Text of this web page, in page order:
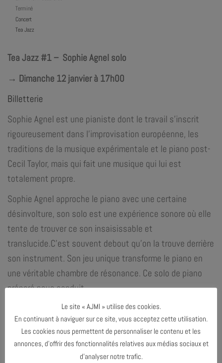
Terminé
Concert
Tea Jazz
Tea Jazz #1 – Sophie Agnel solo
→ Dimanche 12 janvier à 17h00
Billetterie
Sophie Agnel est une pianiste dont le travail s’inscrit
rigoureusement dans l’improvisation européenne, les
traditions de la musique expérimentale et le piano post-
Cecil Taylor, mais qui fait une musique qui lui est
totalement propre.
Sophie Agnel approche le piano avec une certaine
désinvolture, son solo est une expérience sonore où elle
tente de trouver ce son insaisissable et
translucide.C’est souvent debout qu’on la trouve derrière
son instrument. Son jeu unique transforme le piano en
une véritable chambre de résonance. Ce solo de piano
préparé nous conduit
dans une aventure emplie de soubresauts et d’agitation,
où l’on sent l’instinct de la pianiste à l’œuvre. Chaque
passage évolue avec sa propre couleur et ses
Le site « AJMI » utilise des cookies.
En continuant à naviguer sur ce site, vous acceptez cette utilisation.
Les cookies nous permettent de personnaliser le contenu et les
annonces, d’offrir des fonctionnalités relatives aux médias sociaux et
d’analyser notre trafic.